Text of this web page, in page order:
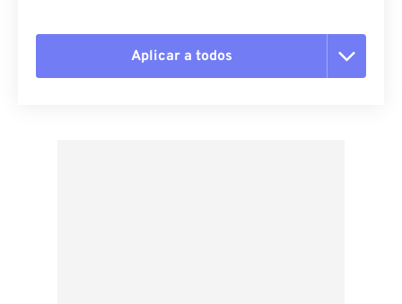
Aplicar a todos